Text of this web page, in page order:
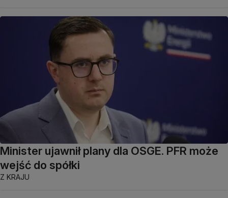
Minister ujawnił plany dla OSGE. PFR może
wejść do spółki
Z KRAJU